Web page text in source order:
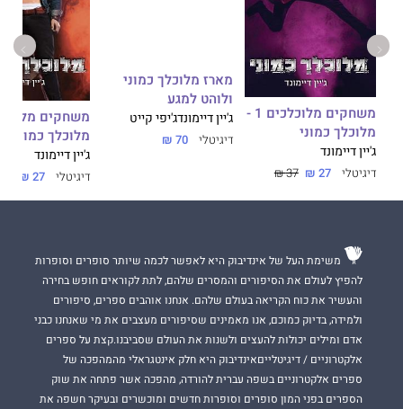
ומה שהוא רוצה זה את אשתו.
מלוכלך כמו זאיןהוא הספר השביעי בסדרת
משחקים מלוכלכים.
זהו רומן על נישואים סודיים עם גיבור ילד רע שמנסה להיות טוב
וגיבורה בועטת שחולשתה היחידה היא הגבר שהיא לא יכולה לעמוד
בפניו.
הספר הוא המשך עלילתי לנובלהמלוכלך כמונו
, ואף שניתן לקרוא
את הספר ללא הנובלה, מומלץ בחום להתחיל ממנה. כי זאין ומגי
שווים כל מילה וכל שנייה של התאהבות.
משחקים מלוכלכים 1 -
מלוכלך כמוני
ג'יין דיימונד
דיגיטלי 27 ₪
37 ₪
מארז מלוכלך כמוני
ולוהט למגע
ג'יין דיימונדג'יפי קייט
דיגיטלי 70 ₪ מלוכלך כמונו
ג'יין דיימונד
דיגיטלי 27 ₪
משימת העל של אינדיבוק היא לאפשר לכמה שיותר סופרים וסופרות
להפיץ לעולם את הסיפורים והמסרים שלהם, לתת לקוראים חופש בחירה
והעשיר את כוח הקריאה בעולם שלהם. אנחנו אוהבים ספרים, סיפורים
ולמידה, בדיוק כמוכם, אנו מאמינים שסיפורים מעצבים את מי שאנחנו כבני
אדם ומילים יכולות להעצים ולשנות את העולם שסביבנו.קצת על ספרים
אלקטרוניים / דיגיטלייםאינדיבוק היא חלק אינטגראלי מהמהפכה של
ספרים אלקטרוניים בשפה עברית להורדה, מהפכה אשר פתחה את שוק
הספרים בפני המון סופרים וסופרות חדשים ומוכשרים ובעיקר חשפה את